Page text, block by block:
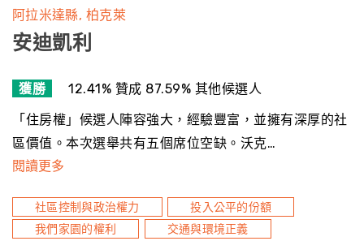
阿拉米達縣 柏克萊
安迪凱利
獲勝 12.41% 贊成 87.59% 其他候選人
「住房權」候選人陣容強大，經驗豐富，並擁有深厚的社
區價值。本次選舉共有五個席位空缺。沃克…
閱讀更多
社區控制與政治權力
投入公平的份額
我們家園的權利
交通與環境正義